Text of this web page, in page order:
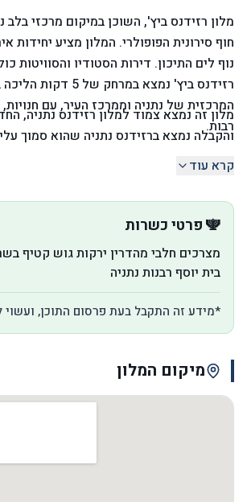
מלון רזידנס ביץ', השוכן במיקום מרכזי
חוף סירונית הפופולרי. המלון מציע יחידות
נוף לים התיכון. דירות הסטודיו והסוויטות
רזידנס ביץ' נמצא במרחק
המרכזית של נתניה וממרכז העיר, עם
רבות.
מלון זה נמצא צמוד למלון רזידנס נתניה,
והקבלה נמצא ברזידנס נתניה שהוא סמוך
קרא עוד
🕎 פרטי כשרות
מצרכים
בית יוסף רבנות נתניה
*מידע זה התקבל בעת פרסום התוכן,
מיקום המלון